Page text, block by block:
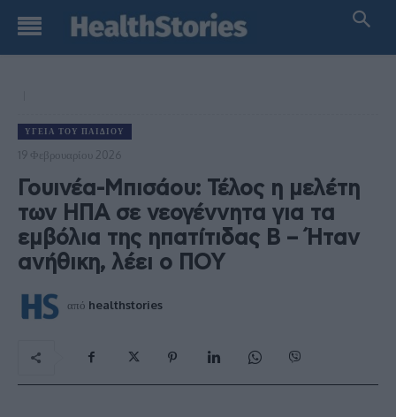
ΥΓΕΊΑ ΤΟΥ ΠΑΙΔΙΟΎ
19 Φεβρουαρίου 2026
Γουινέα-Μπισάου: Τέλος η μελέτη
των ΗΠΑ σε νεογέννητα για τα
εμβόλια της ηπατίτιδας Β – Ήταν
ανήθικη, λέει ο ΠΟΥ
από healthstories